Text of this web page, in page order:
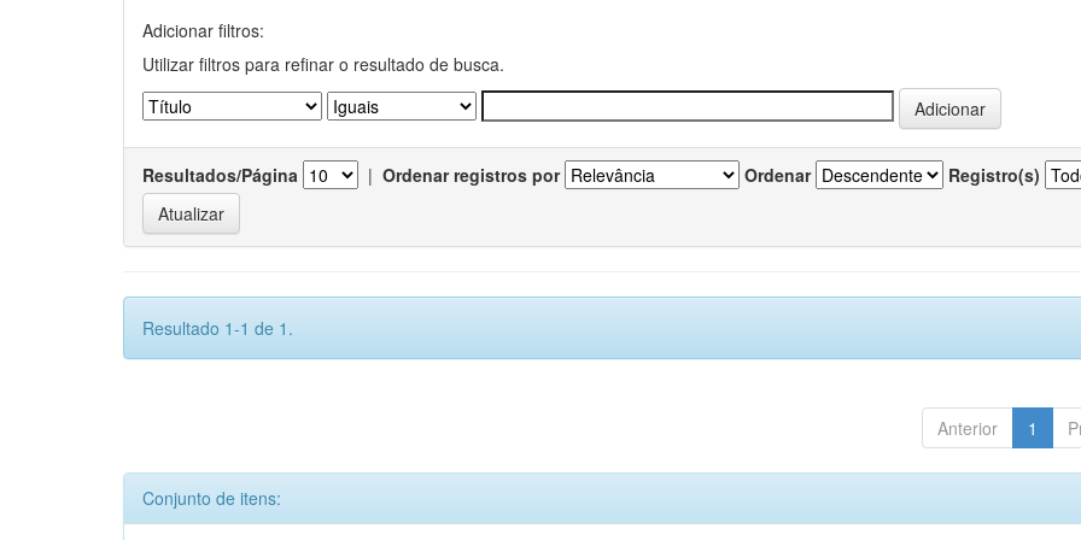
Adicionar filtros:
Utilizar filtros para refinar o resultado de busca.
Resultados/Página | Ordenar registros por Ordenar Registro(s)
Resultado 1-1 de 1.
Anterior 1
Conjunto de itens: